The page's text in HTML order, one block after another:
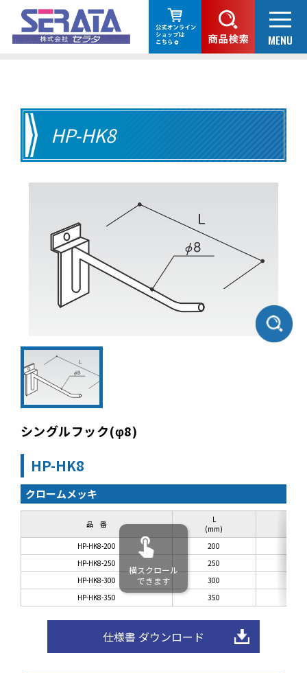
HP-HK8
シングルフック(φ8)
HP-HK8
クロームメッキ
品 番
L
(mm)
HP-HK8-200
200
HP-HK8-250
250
HP-HK8-300
300
HP-HK8-350
350
横スクロール
できます
仕様書 ダウンロード